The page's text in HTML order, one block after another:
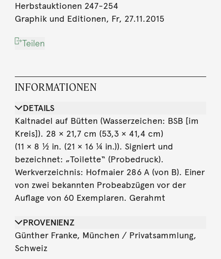
Herbstauktionen 247-254
Graphik und Editionen, Fr, 27.11.2015
Teilen
INFORMATIONEN
DETAILS
Kaltnadel auf Bütten (Wasserzeichen: BSB [im
Kreis]). 28 × 21,7 cm (53,3 × 41,4 cm)
(11 × 8 ½ in. (21 × 16 ¼ in.)). Signiert und
bezeichnet: „Toilette“ (Probedruck).
Werkverzeichnis: Hofmaier 286 A (von B). Einer
von zwei bekannten Probeabzügen vor der
Auflage von 60 Exemplaren. Gerahmt
PROVENIENZ
Günther Franke, München / Privatsammlung,
Schweiz